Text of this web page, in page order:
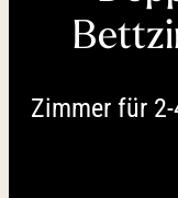
Zimmer für